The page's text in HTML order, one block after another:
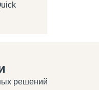
решений